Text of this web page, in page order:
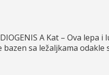
A Kat – Ova lepa i
sa ležaljkama odakle